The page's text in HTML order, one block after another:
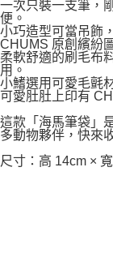
一次只裝一支筆，
便。
小巧造型可當吊飾
CHUMS 原創繽紛
柔軟舒適的刷毛布
用。
小鰭選用可愛毛氈
可愛肚肚上印有
這款「海馬筆袋」
多動物夥伴，快來
尺寸：高 14cm ×